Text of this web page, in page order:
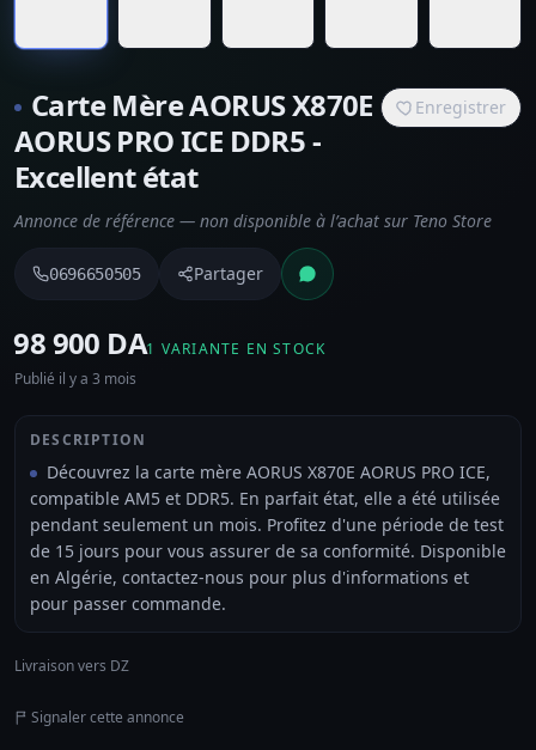
Carte Mère AORUS X870E
AORUS PRO ICE DDR5 -
Excellent état
Enregistrer
Annonce de référence — non disponible à l’achat sur Teno Store
0696650505 Partager
⁦98 900 DA⁩1 VARIANTE EN STOCK
Publié il y a 3 mois
DESCRIPTION
Découvrez la carte mère AORUS X870E AORUS PRO ICE,
compatible AM5 et DDR5. En parfait état, elle a été utilisée
pendant seulement un mois. Profitez d'une période de test
de 15 jours pour vous assurer de sa conformité. Disponible
en Algérie, contactez-nous pour plus d'informations et
pour passer commande.
Livraison vers DZ
Signaler cette annonce